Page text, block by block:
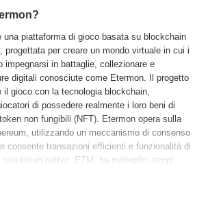
una piattaforma di gioco basata su blockchain
progettata per creare un mondo virtuale in cui i
impegnarsi in battaglie, collezionare e
digitali conosciute come Etermon. Il progetto
il gioco con la tecnologia blockchain,
di possedere realmente i loro beni di
non fungibili (NFT). Etermon opera sulla
utilizzando un meccanismo di consenso
consente transazioni efficienti e funzionalità di
suo token nativo, ETM, ha molteplici scopi
e la governance, consentendo ai